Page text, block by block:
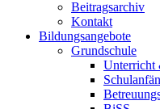
Beitragsarchiv
Kontakt
Bildungsangebote
Grundschule
Unterricht